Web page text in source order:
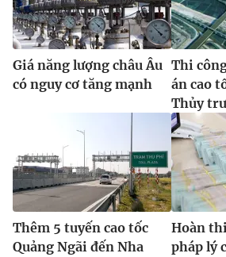
Giá năng lượng châu Âu
có nguy cơ tăng mạnh
Thi
án cao
Thủy
Thêm 5 tuyến cao tốc
Quảng Ngãi đến Nha
Hoàn
pháp lý